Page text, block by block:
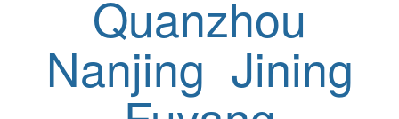
Quanzhou
Nanjing Jining